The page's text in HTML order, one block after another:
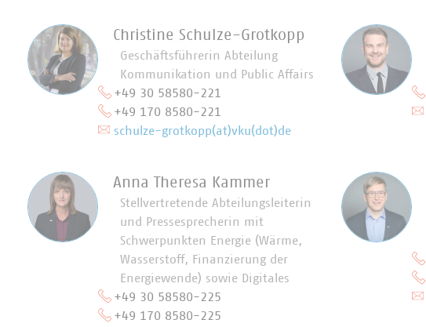
Christine Schulze-Grotkopp
Geschäftsführerin Abteilung
Kommunikation und Public Affairs
+49 30 58580-221
+49 170 8580-221
schulze-grotkopp(at)vku(dot)de
Anna Theresa Kammer
Stellvertretende Abteilungsleiterin
und Pressesprecherin mit
Schwerpunkten Energie (Wärme,
Wasserstoff, Finanzierung der
Energiewende) sowie Digitales
+49 30 58580-225
+49 170 8580-225